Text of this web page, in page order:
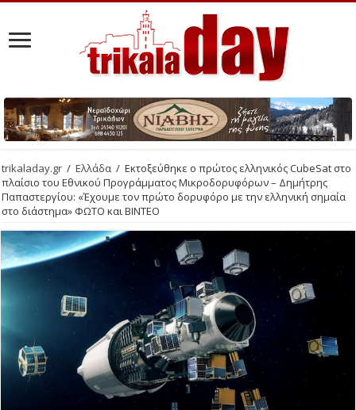
trikaladay.gr / Ελλάδα / Εκτοξεύθηκε ο πρώτος ελληνικός CubeSat στο
πλαίσιο του Εθνικού Προγράμματος Μικροδορυφόρων – Δημήτρης
Παπαστεργίου: «Έχουμε τον πρώτο δορυφόρο με την ελληνική σημαία
στο διάστημα» ΦΩΤΟ και ΒΙΝΤΕΟ